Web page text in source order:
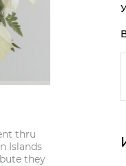
thru
Islands
they